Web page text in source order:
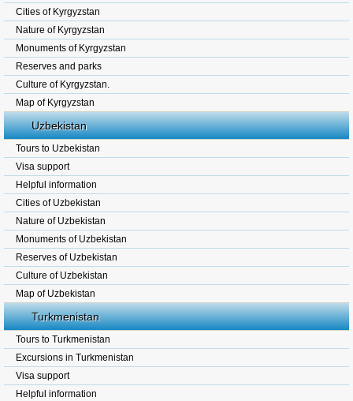
Cities of Kyrgyzstan
Nature of Kyrgyzstan
Monuments of Kyrgyzstan
Reserves and parks
Culture of Kyrgyzstan.
Map of Kyrgyzstan
Uzbekistan
Tours to Uzbekistan
Visa support
Helpful information
Cities of Uzbekistan
Nature of Uzbekistan
Monuments of Uzbekistan
Reserves of Uzbekistan
Culture of Uzbekistan
Map of Uzbekistan
Turkmenistan
Tours to Turkmenistan
Excursions in Turkmenistan
Visa support
Helpful information